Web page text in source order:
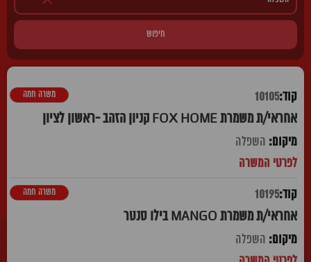
חיפוש
10105
אחראי/ת משמרת FOX HOME קניון הזהב -ראשון לציון
משרה חמה
השפלה
10195
אחראי/ת משמרת MANGO בילו סנטר
משרה חמה
השפלה